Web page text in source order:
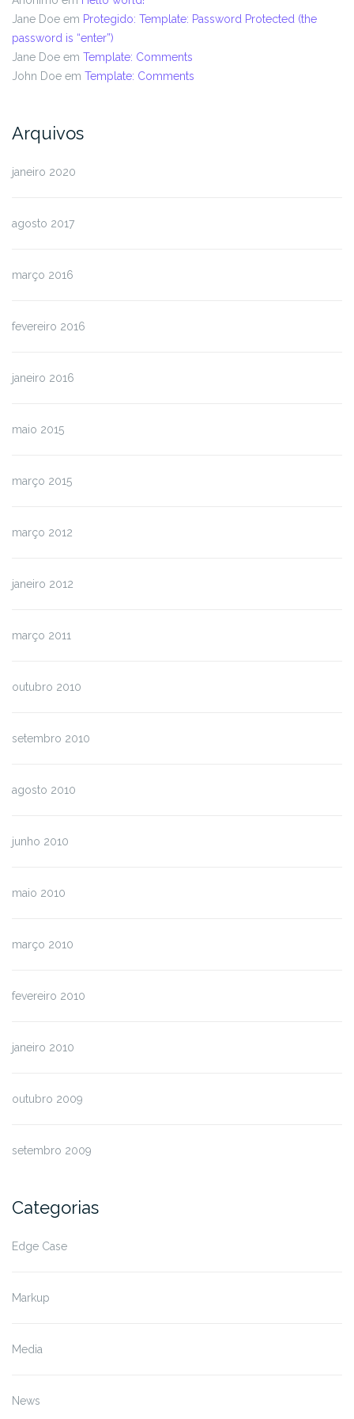
Jane Doe em Protegido: Template: Password Protected (the
password is “enter”)
Jane Doe em Template: Comments
John Doe em Template: Comments
Arquivos
janeiro 2020
agosto 2017
março 2016
fevereiro 2016
janeiro 2016
maio 2015
março 2015
março 2012
janeiro 2012
março 2011
outubro 2010
setembro 2010
agosto 2010
junho 2010
maio 2010
março 2010
fevereiro 2010
janeiro 2010
outubro 2009
setembro 2009
Categorias
Edge Case
Markup
Media
News